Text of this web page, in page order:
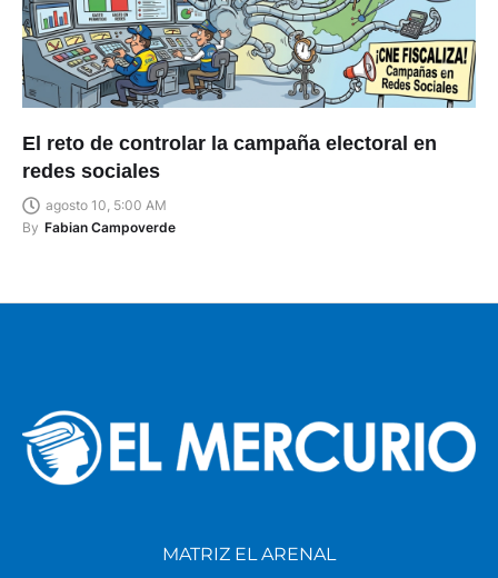
El reto de controlar la campaña electoral en
redes sociales
agosto 10, 5:00 AM
By Fabian Campoverde
MATRIZ EL ARENAL